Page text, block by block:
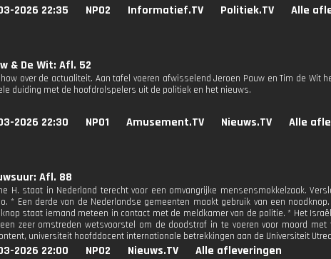
2026 22:35 NPO2 Informatief.TV Politiek.TV Alle
& De Wit: Afl. 52
over de actualiteit. Aan tafel voeren afwisselend Jeroen Pauw en Tim de Wit
duiding met de hoofdrolspelers uit de politiek en het nieuws.
2026 22:30 NPO1 Amusement.TV Nieuws.TV Alle
Afl. 88
H. staat in Nederland terecht voor een omvangrijke mensensmokkelzaak.
* Een derde van de Nederlandse gemeenten maakt gebruik van een
staat iemand meteen in contact met de meldkamer van de politie. * Het
zeer omstreden wetsvoorstel om de doodstraf in te voeren voor moord
universiteit hoofddocent internationale betrekkingen aan de Universiteit
2026 22:00 NPO2 Nieuws.TV Alle afleveringen